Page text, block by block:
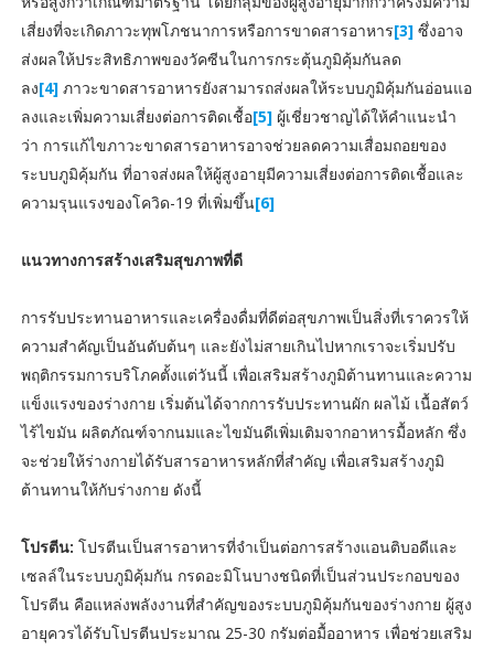
เสี่ยงที่จะเกิดภาวะทุพโภชนาการหรือการขาดสารอาหาร[3]ซึ่งอาจ
ส่งผลให้ประสิทธิภาพของวัคซีนในการกระตุ้นภูมิคุ้มกันลด
ลง[4]ภาวะขาดสารอาหารยังสามารถส่งผลให้ระบบภูมิคุ้มกันอ่อนแอ
ลงและเพิ่มความเสี่ยงต่อการติดเชื้อ[5]ผู้เชี่ยวชาญได้ให้คำแนะนำ
ว่า การแก้ไขภาวะขาดสารอาหารอาจช่วยลดความเสื่อมถอยของ
ระบบภูมิคุ้มกัน ที่อาจส่งผลให้ผู้สูงอายุมีความเสี่ยงต่อการติดเชื้อและ
ความรุนแรงของโควิด-19 ที่เพิ่มขึ้น[6]
แนวทางการสร้างเสริมสุขภาพที่ดี
การรับประทานอาหารและเครื่องดื่มที่ดีต่อสุขภาพเป็นสิ่งที่เราควรให้
ความสำคัญเป็นอันดับต้นๆ และยังไม่สายเกินไปหากเราจะเริ่มปรับ
พฤติกรรมการบริโภคตั้งแต่วันนี้ เพื่อเสริมสร้างภูมิต้านทานและความ
แข็งแรงของร่างกาย เริ่มต้นได้จากการรับประทานผัก ผลไม้ เนื้อสัตว์
ไร้ไขมัน ผลิตภัณฑ์จากนมและไขมันดีเพิ่มเติมจากอาหารมื้อหลัก ซึ่ง
จะช่วยให้ร่างกายได้รับสารอาหารหลักที่สำคัญ เพื่อเสริมสร้างภูมิ
ต้านทานให้กับร่างกาย ดังนี้
โปรตีน: โปรตีนเป็นสารอาหารที่จำเป็นต่อการสร้างแอนติบอดีและ
เซลล์ในระบบภูมิคุ้มกัน กรดอะมิโนบางชนิดที่เป็นส่วนประกอบของ
โปรตีน คือแหล่งพลังงานที่สำคัญของระบบภูมิคุ้มกันของร่างกาย ผู้สูง
อายุควรได้รับโปรตีนประมาณ 25-30 กรัมต่อมื้ออาหาร เพื่อช่วยเสริม